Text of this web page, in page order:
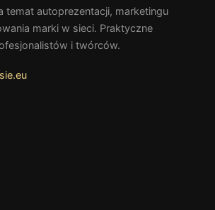
temat autoprezentacji, marketingu
marki w sieci. Praktyczne
i twórców.